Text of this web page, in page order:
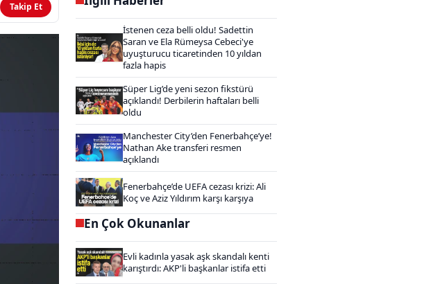
Takip Et
İstenen ceza belli oldu! Sadettin
Saran ve Ela Rümeysa Cebeci'ye
uyuşturucu ticaretinden 10 yıldan
fazla hapis
Süper Lig’de yeni sezon fikstürü
açıklandı! Derbilerin haftaları belli
oldu
Manchester City’den Fenerbahçe’ye!
Nathan Ake transferi resmen
açıklandı
Fenerbahçe’de UEFA cezası krizi: Ali
Koç ve Aziz Yıldırım karşı karşıya
En Çok Okunanlar
Evli kadınla yasak aşk skandalı kenti
karıştırdı: AKP'li başkanlar istifa etti